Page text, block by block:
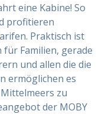
eine Kabine! So
profitieren
Praktisch ist
für Familien, gerade
und allen die die
ermöglichen es
zu
der MOBY